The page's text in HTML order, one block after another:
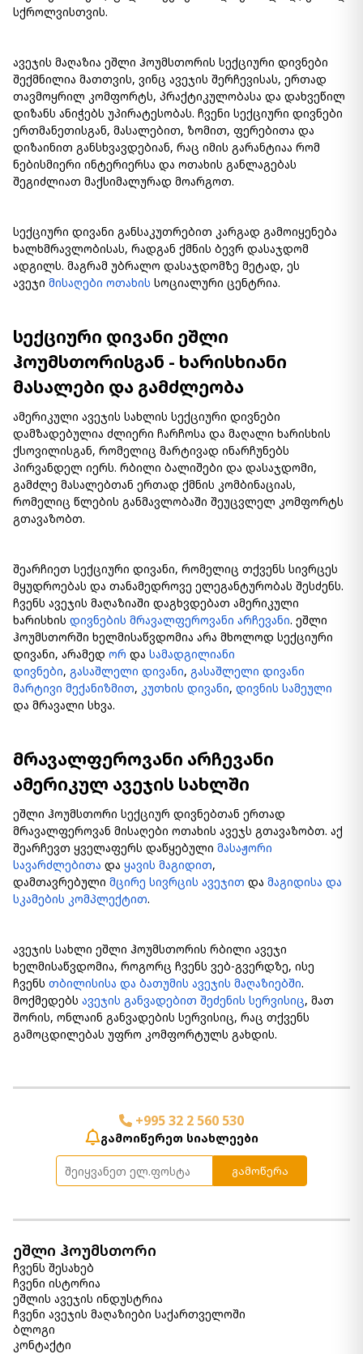
სქროლვისთვის.
ავეჯის მაღაზია ეშლი ჰოუმსთორის სექციური დივნები
შექმნილია მათთვის, ვინც ავეჯის შერჩევისას, ერთად
თავმოყრილ კომფორტს, პრაქტიკულობასა და დახვეწილ
დიზანს ანიჭებს უპირატესობას. ჩვენი სექციური დივნები
ერთმანეთისგან, მასალებით, ზომით, ფერებითა და
დიზაინით განსხვავდებიან, რაც იმის გარანტიაა რომ
ნებისმიერი ინტერიერსა და ოთახის განლაგებას
შეგიძლიათ მაქსიმალურად მოარგოთ.
სექციური დივანი განსაკუთრებით კარგად გამოიყენება
ხალხმრავლობისას, რადგან ქმნის ბევრ დასაჯდომ
ადგილს. მაგრამ უბრალო დასაჯდომზე მეტად, ეს
ავეჯი მისაღები ოთახის სოციალური ცენტრია.
სექციური დივანი ეშლი
ჰოუმსთორისგან - ხარისხიანი
მასალები და გამძლეობა
ამერიკული ავეჯის სახლის სექციური დივნები
დამზადებულია ძლიერი ჩარჩოსა და მაღალი ხარისხის
ქსოვილისგან, რომელიც მარტივად ინარჩუნებს
პირვანდელ იერს. რბილი ბალიშები და დასაჯდომი,
გამძლე მასალებთან ერთად ქმნის კომბინაციას,
რომელიც წლების განმავლობაში შეუცვლელ კომფორტს
გთავაზობთ.
შეარჩიეთ სექციური დივანი, რომელიც თქვენს სივრცეს
მყუდროებას და თანამედროვე ელეგანტურობას შესძენს.
ჩვენს ავეჯის მაღაზიაში დაგხვდებათ ამერიკული
ხარისხის დივნების მრავალფეროვანი არჩევანი. ეშლი
ჰოუმსთორში ხელმისაწვდომია არა მხოლოდ სექციური
დივანი, არამედ ორ და სამადგილიანი
დივნები, გასაშლელი დივანი, გასაშლელი დივანი
მარტივი მექანიზმით, კუთხის დივანი, დივნის სამეული
და მრავალი სხვა.
მრავალფეროვანი არჩევანი
ამერიკულ ავეჯის სახლში
ეშლი ჰოუმსთორი სექციურ დივნებთან ერთად
მრავალფეროვან მისაღები ოთახის ავეჯს გთავაზობთ. აქ
შეარჩევთ ყველაფერს დაწყებული მასაჟორი
სავარძლებითა და ყავის მაგიდით,
დამთავრებული მცირე სივრცის ავეჯით და მაგიდისა და
სკამების კომპლექტით.
ავეჯის სახლი ეშლი ჰოუმსთორის რბილი ავეჯი
ხელმისაწვდომია, როგორც ჩვენს ვებ-გვერდზე, ისე
ჩვენს თბილისისა და ბათუმის ავეჯის მაღაზიებში.
მოქმედებს ავეჯის განვადებით შეძენის სერვისიც, მათ
შორის, ონლაინ განვადების სერვისიც, რაც თქვენს
გამოცდილებას უფრო კომფორტულს გახდის.
+995 32 2 560 530
გამოიწერეთ სიახლეები
გამოწერა
ეშლი ჰოუმსთორი
ჩვენს შესახებ
ჩვენი ისტორია
ეშლის ავეჯის ინდუსტრია
ჩვენი ავეჯის მაღაზიები საქართველოში
ბლოგი
კონტაქტი